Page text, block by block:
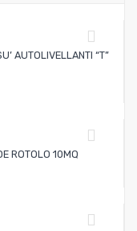
AUTOLIVELLANTI “T”
ROTOLO 10MQ